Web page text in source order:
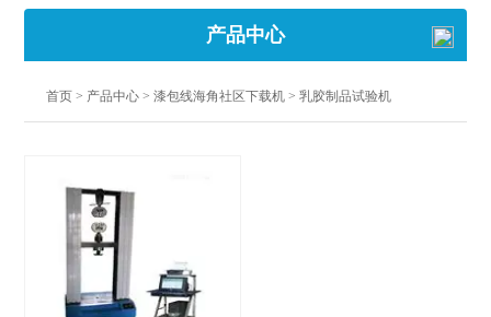
产品中心
首页 > 产品中心 >漆包线海角社区下载机 >乳胶制品试验机